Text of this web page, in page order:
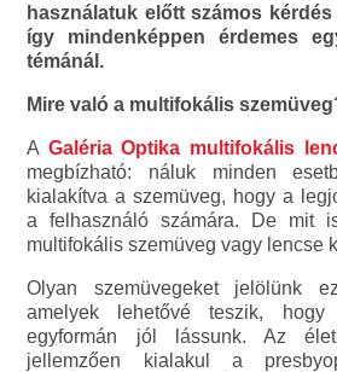
használatuk előtt számos
így mindenképpen érdemes
témánál.
Mire való a multifokális
A Galéria Optika multifokális
megbízható: náluk minden
kialakítva a szemüveg, hogy a
a felhasználó számára. De mit
multifokális szemüveg vagy lencse
Olyan szemüvegeket jelölünk
amelyek lehetővé teszik, hogy
egyformán jól lássunk. Az
jellemzően kialakul a